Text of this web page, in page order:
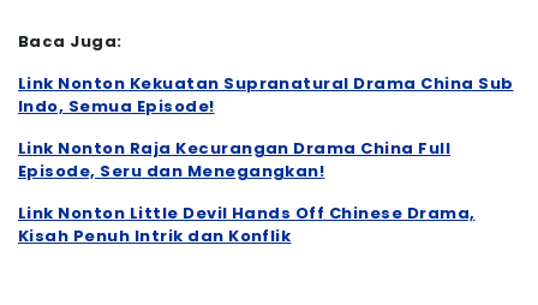
Baca Juga:
Link Nonton Kekuatan Supranatural Drama China Sub
Indo, Semua Episode!
Link Nonton Raja Kecurangan Drama China Full
Episode, Seru dan Menegangkan!
Link Nonton Little Devil Hands Off Chinese Drama,
Kisah Penuh Intrik dan Konflik